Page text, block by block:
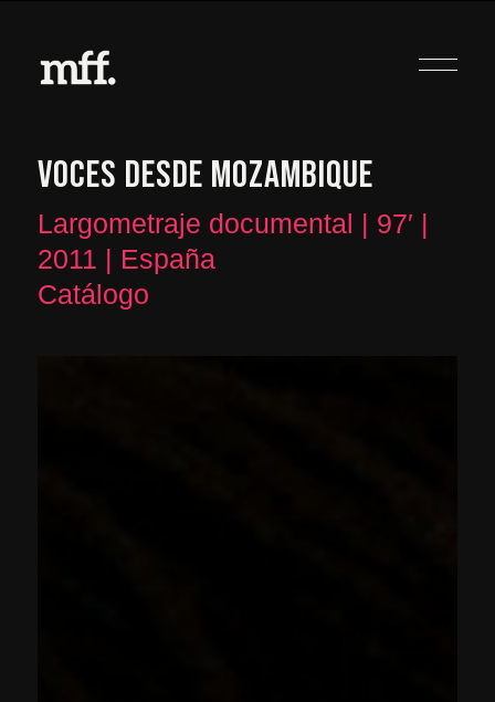
VOCES DESDE MOZAMBIQUE
Largometraje documental | 97′ |
2011 | España
Catálogo